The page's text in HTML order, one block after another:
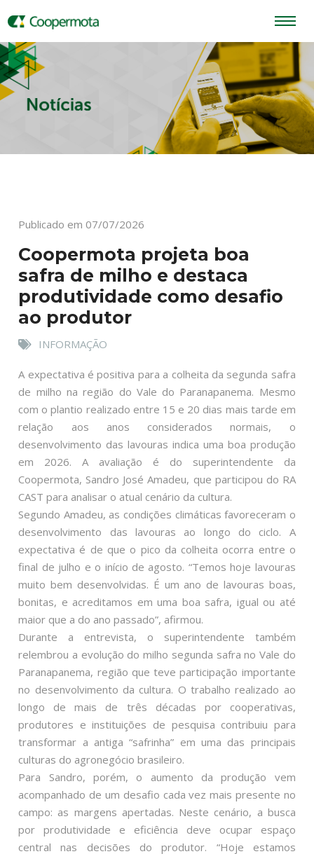
Publicado em 07/07/2026
Coopermota projeta boa
safra de milho e destaca
produtividade como desafio
ao produtor
INFORMAÇÃO
A expectativa é positiva para a colheita da segunda safra
de milho na região do Vale do Paranapanema. Mesmo
com o plantio realizado entre 15 e 20 dias mais tarde em
relação aos anos considerados normais, o
desenvolvimento das lavouras indica uma boa produção
em 2026. A avaliação é do superintendente da
Coopermota, Sandro José Amadeu, que participou do RA
CAST para analisar o atual cenário da cultura.
Segundo Amadeu, as condições climáticas favoreceram o
desenvolvimento das lavouras ao longo do ciclo. A
expectativa é de que o pico da colheita ocorra entre o
final de julho e o início de agosto. “Temos hoje lavouras
muito bem desenvolvidas. É um ano de lavouras boas,
bonitas, e acreditamos em uma boa safra, igual ou até
maior que a do ano passado”, afirmou.
Durante a entrevista, o superintendente também
relembrou a evolução do milho segunda safra no Vale do
Paranapanema, região que teve participação importante
no desenvolvimento da cultura. O trabalho realizado ao
longo de mais de três décadas por cooperativas,
produtores e instituições de pesquisa contribuiu para
transformar a antiga “safrinha” em uma das principais
culturas do agronegócio brasileiro.
Para Sandro, porém, o aumento da produção vem
acompanhado de um desafio cada vez mais presente no
campo: as margens apertadas. Neste cenário, a busca
por produtividade e eficiência deve ocupar espaço
central nas decisões do produtor. “Hoje estamos